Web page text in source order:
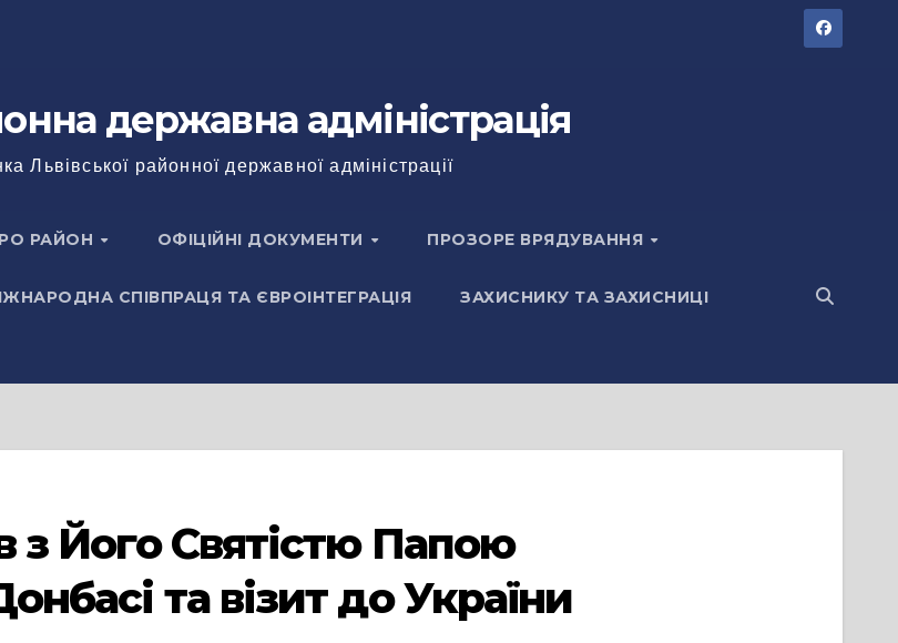
державна адміністрація
Львівської районної державної адміністрації
РАЙОН ОФІЦІЙНІ ДОКУМЕНТИ ПРОЗОРЕ ВРЯДУВАННЯ
СПІВПРАЦЯ ТА ЄВРОІНТЕГРАЦІЯ ЗАХИСНИКУ ТА ЗАХИСНИЦІ
з Його Святістю Папою
та візит до України